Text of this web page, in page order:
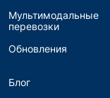
Мультимодальные
перевозки
Обновления
Блог